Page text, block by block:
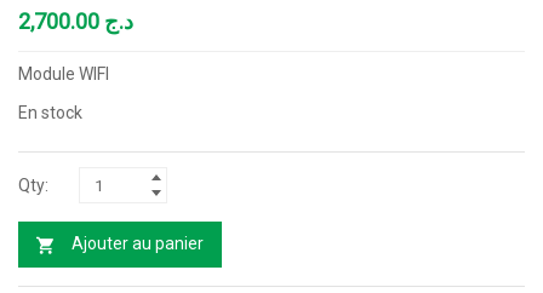
د.ج
Module WIFI
En stock
Ajouter au panier